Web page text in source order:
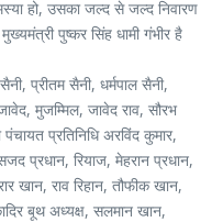
हो, उसका जल्द से जल्द निवारण
पुष्कर सिंह धामी गंभीर है
प्रीतम सैनी, धर्मपाल सैनी,
मुजम्मिल, जावेद राव, सौरभ
पंचायत प्रतिनिधि अरविंद कुमार,
प्रधान, रियाज, मेहरान प्रधान,
खान, राव रिहान, तौफीक खान,
बूथ अध्यक्ष, सलमान खान,